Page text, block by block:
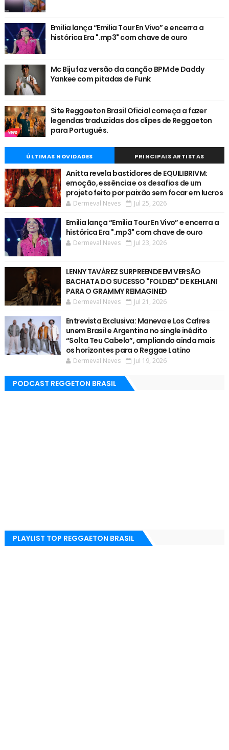
Emilia lança “Emilia Tour En Vivo” e encerra a
histórica Era ".mp3" com chave de ouro
Mc Biju faz versão da canção BPM de Daddy
Yankee com pitadas de Funk
Site Reggaeton Brasil Oficial começa a fazer
legendas traduzidas dos clipes de Reggaeton
para Português.
ÚLTIMAS NOVIDADES PRINCIPAIS ARTISTAS
Anitta revela bastidores de EQUILIBRIVM:
emoção, essência e os desafios de um
projeto feito por paixão sem focar em lucros
Dermeval Neves Jul 25, 2026
Emilia lança “Emilia Tour En Vivo” e encerra a
histórica Era ".mp3" com chave de ouro
Dermeval Neves Jul 23, 2026
LENNY TAVÁREZ SURPREENDE EM VERSÃO
BACHATA DO SUCESSO "FOLDED" DE KEHLANI
PARA O GRAMMY REIMAGINED
Dermeval Neves Jul 21, 2026
Entrevista Exclusiva: Maneva e Los Cafres
unem Brasil e Argentina no single inédito
“Solta Teu Cabelo”, ampliando ainda mais
os horizontes para o Reggae Latino
Dermeval Neves Jul 19, 2026
PODCAST REGGETON BRASIL
PLAYLIST TOP REGGAETON BRASIL